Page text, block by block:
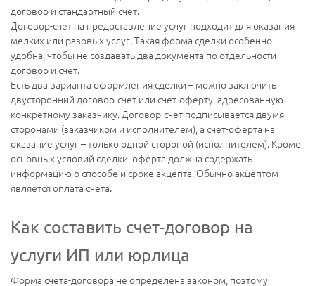
договор и стандартный счет.
Договор-счет на предоставление услуг подходит для оказания
мелких или разовых услуг. Такая форма сделки особенно
удобна, чтобы не создавать два документа по отдельности –
договор и счет.
Есть два варианта оформления сделки – можно заключить
двусторонний договор-счет или счет-оферту, адресованную
конкретному заказчику. Договор-счет подписывается двумя
сторонами (заказчиком и исполнителем), а счет-оферта на
оказание услуг – только одной стороной (исполнителем). Кроме
основных условий сделки, оферта должна содержать
информацию о способе и сроке акцепта. Обычно акцептом
является оплата счета.
Как составить счет-договор на
услуги ИП или юрлица
Форма счета-договора не определена законом, поэтому